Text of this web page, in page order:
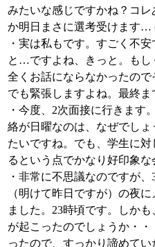
みたいな感じですかね？コ
か明日まさに選考受けます…
・実は私もです。すごく不
と…ですよね、きっと。もし
全くお話にならなかったので
でも緊張しますよね。最終
・今度、2次面接に行きます
絡が日曜なのは、なぜでし
たいですね。でも、学生に
るという点でかなり好印象
・非常に不思議なのですが
（明けて昨日ですが）の夜
ました。23時頃です。しか
が起こったのでしょうか・
ったので、すっかり諦めて